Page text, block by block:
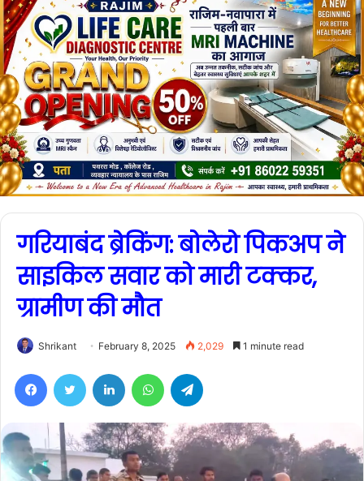
गरियाबंद ब्रेकिंग: बोलेरो पिकअप ने
साइकिल सवार को मारी टक्कर,
ग्रामीण की मौत
Shrikant February 8, 2025 2,029 1 minute read